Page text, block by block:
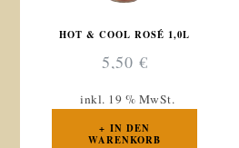
HOT & COOL ROSÉ 1,0L
5,50 €
inkl. 19 % MwSt.
IN DEN
WARENKORB